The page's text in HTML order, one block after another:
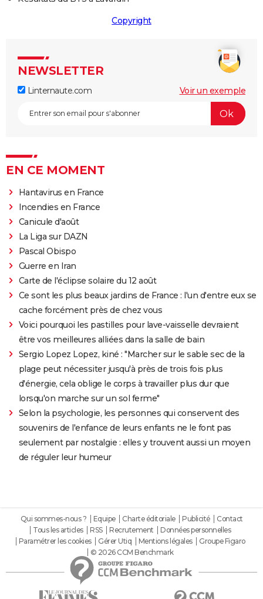
Copyright
NEWSLETTER
Linternaute.com Voir un exemple
EN CE MOMENT
Hantavirus en France
Incendies en France
Canicule d'août
La Liga sur DAZN
Pascal Obispo
Guerre en Iran
Carte de l'éclipse solaire du 12 août
Ce sont les plus beaux jardins de France : l'un d'entre eux se
cache forcément près de chez vous
Voici pourquoi les pastilles pour lave-vaisselle devraient
être vos meilleures alliées dans la salle de bain
Sergio Lopez Lopez, kiné : "Marcher sur le sable sec de la
plage peut nécessiter jusqu'à près de trois fois plus
d'énergie, cela oblige le corps à travailler plus dur que
lorsqu'on marche sur un sol ferme"
Selon la psychologie, les personnes qui conservent des
souvenirs de l'enfance de leurs enfants ne le font pas
seulement par nostalgie : elles y trouvent aussi un moyen
de réguler leur humeur
Qui sommes-nous ? Equipe Charte éditoriale Publicité
Contact
Tous les articles
RSS Recrutement
Données personnelles
Paramétrer les cookies
Gérer Utiq Mentions légales
Groupe Figaro
© 2026 CCM Benchmark